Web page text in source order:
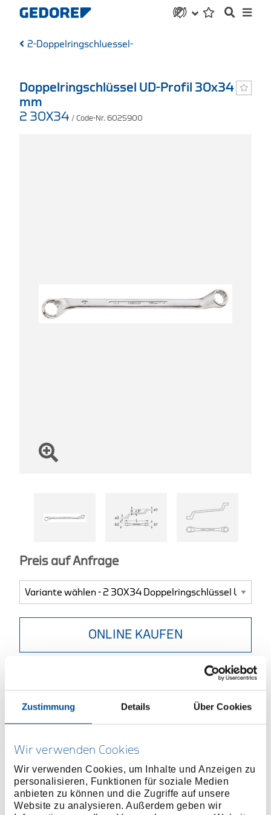
Zustimmung Details Über Cookies
Wir verwenden Cookies
Wir verwenden Cookies, um Inhalte und Anzeigen zu
personalisieren, Funktionen für soziale Medien
anbieten zu können und die Zugriffe auf unsere
Website zu analysieren. Außerdem geben wir
2-Doppelringschluessel-
Doppelringschlüssel UD-Profil 30x34
mm
2 30X34 / Code-Nr. 6025900
Preis auf Anfrage
ONLINE KAUFEN
Produktlinie
10104
Tief gekröpft, mit dünnwandigen Ringen
Vanadium-Stahl 31CrV3, verchromt